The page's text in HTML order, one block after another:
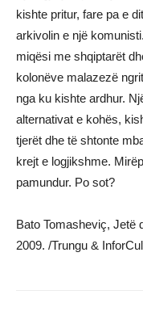
kishte pritur, fare pa e
arkivolin e një
miqësi me shqiptarët
kolonëve malazezë
nga ku kishte ardhur.
alternativat e kohës,
tjerët dhe të shtonte
krejt e logjikshme.
pamundur. Po sot?
Bato Tomasheviç, Jetë
2009. /Trungu &